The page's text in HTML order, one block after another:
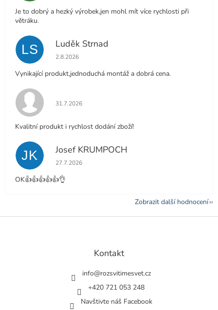
Je to dobrý a hezký výrobek,jen mohl mít více rychlosti při
větráku.
LS Luděk Strnad
Hodnocení obchodu je 5 z 5 hvězdiček.
2.8.2026
Vynikající produkt,jednoduchá montáž a dobrá cena.
Hodnocení obchodu je 5 z 5 hvězdiček.
31.7.2026
Kvalitní produkt i rychlost dodání zboží!
JK Josef KRUMPOCH
Hodnocení obchodu je 5 z 5 hvězdiček.
27.7.2026
OK👍👍👍👍👍👌
Zobrazit další hodnocení
Z
Kontakt
info@rozsvitimesvet.cz
+420 721 053 248
Navštivte náš Facebook